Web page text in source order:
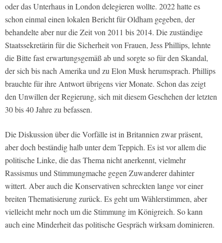
oder das Unterhaus in London delegieren wollte. 2022 hatte es
schon einmal einen lokalen Bericht für Oldham gegeben, der
behandelte aber nur die Zeit von 2011 bis 2014. Die zuständige
Staatssekretärin für die Sicherheit von Frauen, Jess Phillips, lehnte
die Bitte fast erwartungsgemäß ab und sorgte so für den Skandal,
der sich bis nach Amerika und zu Elon Musk herumsprach. Phillips
brauchte für ihre Antwort übrigens vier Monate. Schon das zeigt
den Unwillen der Regierung, sich mit diesem Geschehen der letzten
30 bis 40 Jahre zu befassen.
Die Diskussion über die Vorfälle ist in Britannien zwar präsent,
aber doch beständig halb unter dem Teppich. Es ist vor allem die
politische Linke, die das Thema nicht anerkennt, vielmehr
Rassismus und Stimmungmache gegen Zuwanderer dahinter
wittert. Aber auch die Konservativen schreckten lange vor einer
breiten Thematisierung zurück. Es geht um Wählerstimmen, aber
vielleicht mehr noch um die Stimmung im Königreich. So kann
auch eine Minderheit das politische Gespräch wirksam dominieren.